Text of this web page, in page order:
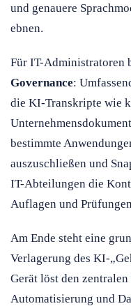
und genauere
ebnen.
Für IT-Administratoren
Governance:
die KI-Transkripte wie
bestimmte
auszuschließen und
IT-Abteilungen die
Auflagen und
Am Ende steht eine
Verlagerung des KI-
Gerät löst den
Automatisierung und